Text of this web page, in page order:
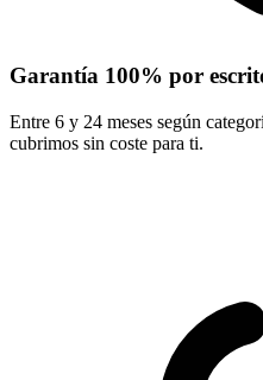
Garantía 100% por
Entre 6 y 24 meses según
cubrimos sin coste para ti.